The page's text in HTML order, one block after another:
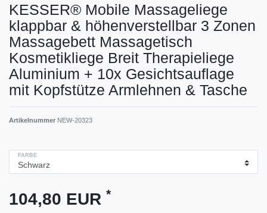
KESSER® Mobile Massageliege
klappbar & höhenverstellbar 3 Zonen
Massagebett Massagetisch
Kosmetikliege Breit Therapieliege
Aluminium + 10x Gesichtsauflage
mit Kopfstütze Armlehnen & Tasche
Artikelnummer NEW-20323
FARBE
104,80 EUR *